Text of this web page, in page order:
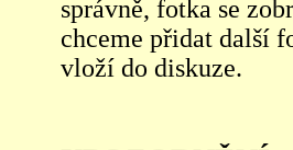
správně, fotka se
chceme přidat další
vloží do diskuze.